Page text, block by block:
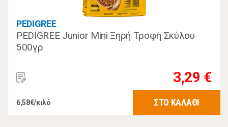
PEDIGREE
PEDIGREE Junior Mini Ξηρή Τροφή Σκύλου
500γρ
3,29 €
6,58€/κιλό ΣΤΟ ΚΑΛΑΘΙ